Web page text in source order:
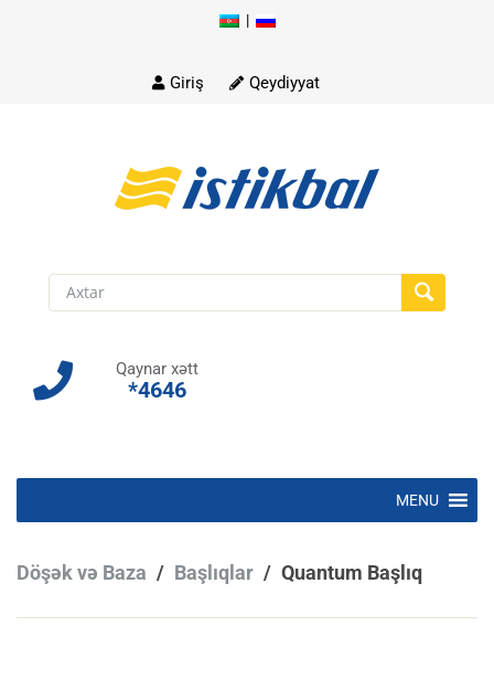
|
content
Giriş Qeydiyyat
Qaynar xətt
*4646
Skip
content
MENU
Döşək və Baza / Başlıqlar / Quantum Başlıq